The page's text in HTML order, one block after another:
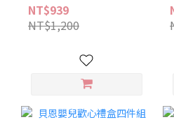
NT$939
NT$1,200